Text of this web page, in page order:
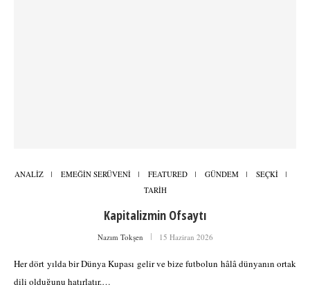
ANALİZ EMEĞİN SERÜVENİ FEATURED GÜNDEM
SEÇKİ
TARİH
Kapitalizmin Ofsaytı
Nazım Tokşen 15 Haziran 2026
Her dört yılda bir Dünya Kupası gelir ve bize futbolun hâlâ dünyanın ortak
dili olduğunu hatırlatır.…